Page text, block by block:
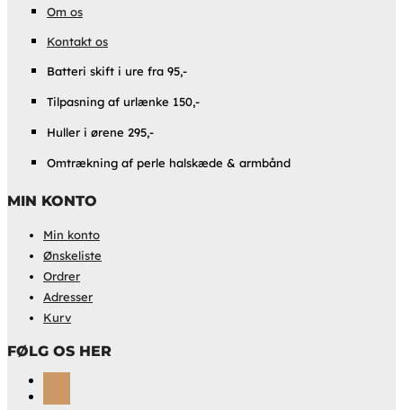
Om os
Kontakt os
Batteri skift i ure fra 95,-
Tilpasning af urlænke 150,-
Huller i ørene 295,-
Omtrækning af perle halskæde & armbånd
MIN KONTO
Min konto
Ønskeliste
Ordrer
Adresser
Kurv
FØLG OS HER